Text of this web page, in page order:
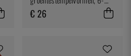
pack, groot - Queen Rose
€ 26